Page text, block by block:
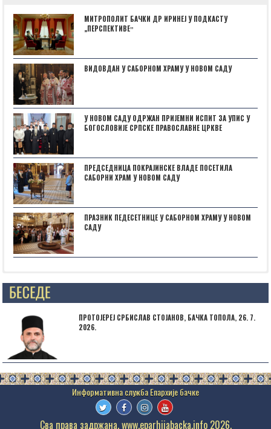
МИТРОПОЛИТ БАЧКИ ДР ИРИНЕЈ У ПОДКАСТУ
„ПЕРСПЕКТИВЕˮ
ВИДОВДАН У САБОРНОМ ХРАМУ У НОВОМ САДУ
У НОВОМ САДУ ОДРЖАН ПРИЈЕМНИ ИСПИТ ЗА УПИС У
БОГОСЛОВИЈЕ СРПСКЕ ПРАВОСЛАВНЕ ЦРКВЕ
ПРЕДСЕДНИЦА ПОКРАЈИНСКЕ ВЛАДЕ ПОСЕТИЛА
САБОРНИ ХРАМ У НОВОМ САДУ
ПРАЗНИК ПЕДЕСЕТНИЦЕ У САБОРНОМ ХРАМУ У НОВОМ
САДУ
Posts not found
ПРОТОЈЕРЕЈ СРБИСЛАВ СТОЈАНОВ, БАЧКА ТОПОЛА, 26. 7.
2026.
Сва права задржана. www.eparhijabacka.info 2026.